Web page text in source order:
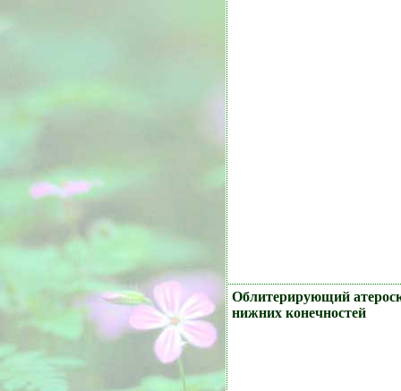
Облитерирующий
нижних конечностей